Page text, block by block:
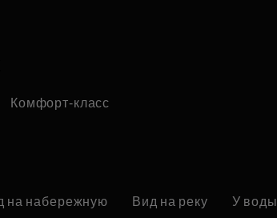
Комфорт-класс
на набережную Вид на реку У воды